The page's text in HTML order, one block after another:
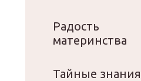
Радость
материнства
Тайные знания